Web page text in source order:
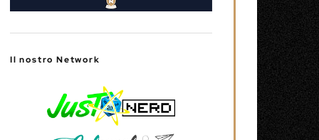
Il nostro Network